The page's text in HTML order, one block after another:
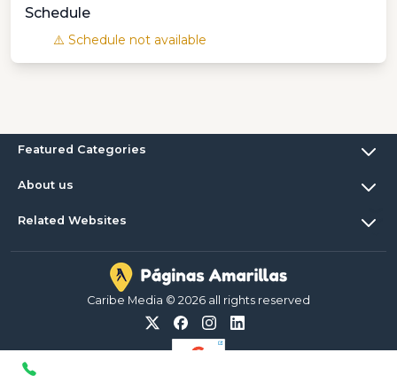
Schedule
⚠️ Schedule not available
Featured Categories
About us
Related Websites
Caribe Media © 2026 all rights reserved